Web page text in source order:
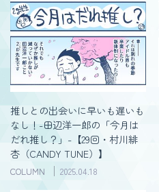
推しとの出会いに早いも遅いも
なし！-田辺洋一郎の「今月は
だれ推し？」-【29回・村川緋
杏（CANDY TUNE）】
COLUMN 2025.04.18